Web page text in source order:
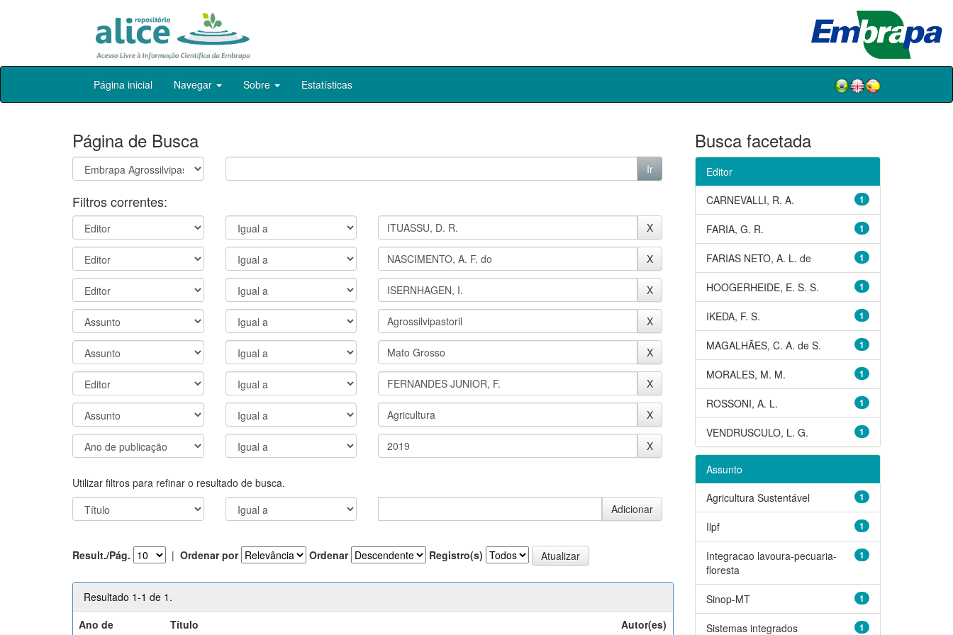
Skip
Página inicial Navegar Sobre Estatísticas
Página de Busca
Filtros correntes:
Utilizar filtros para refinar o resultado de busca.
Result./Pág. | Ordenar por Ordenar Registro(s)
Resultado 1-1 de 1.
Ano de
Título Autor(es)
Busca facetada
Editor
1
CARNEVALLI, R. A.
1
FARIA, G. R.
1
FARIAS NETO, A. L. de
1
HOOGERHEIDE, E. S. S.
1
IKEDA, F. S.
1
MAGALHÃES, C. A. de S.
1
MORALES, M. M.
1
ROSSONI, A. L.
1
VENDRUSCULO, L. G.
Assunto
1
Agricultura Sustentável
1
Ilpf
1
Integracao lavoura-pecuaria-
floresta
1
Sinop-MT
1
Sistemas integrados